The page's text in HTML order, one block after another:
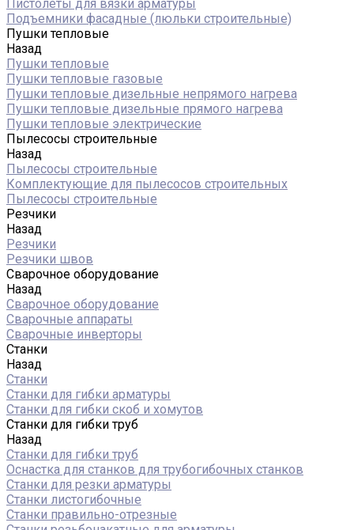
Пистолеты для вязки арматуры
Подъемники фасадные (люльки строительные)
Пушки тепловые
Назад
Пушки тепловые
Пушки тепловые газовые
Пушки тепловые дизельные непрямого нагрева
Пушки тепловые дизельные прямого нагрева
Пушки тепловые электрические
Пылесосы строительные
Назад
Пылесосы строительные
Комплектующие для пылесосов строительных
Пылесосы строительные
Резчики
Назад
Резчики
Резчики швов
Сварочное оборудование
Назад
Сварочное оборудование
Сварочные аппараты
Сварочные инверторы
Станки
Назад
Станки
Станки для гибки арматуры
Станки для гибки скоб и хомутов
Станки для гибки труб
Назад
Станки для гибки труб
Оснастка для станков для трубогибочных станков
Станки для резки арматуры
Станки листогибочные
Станки правильно-отрезные